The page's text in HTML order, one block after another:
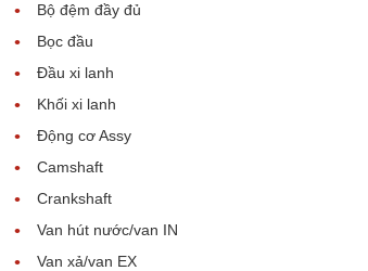
Bộ đệm đầy đủ
Bọc đầu
Đầu xi lanh
Khối xi lanh
Động cơ Assy
Camshaft
Crankshaft
Van hút nước/van IN
Van xả/van EX